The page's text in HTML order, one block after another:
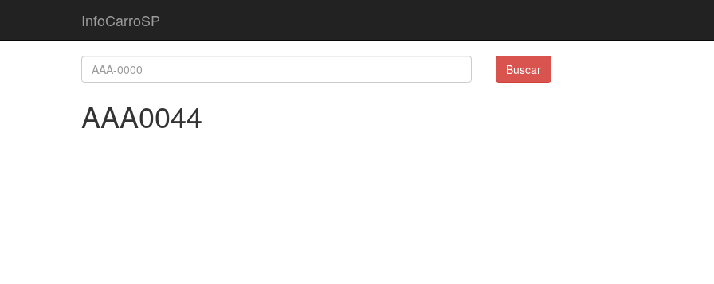
InfoCarroSP
Buscar
AAA0044